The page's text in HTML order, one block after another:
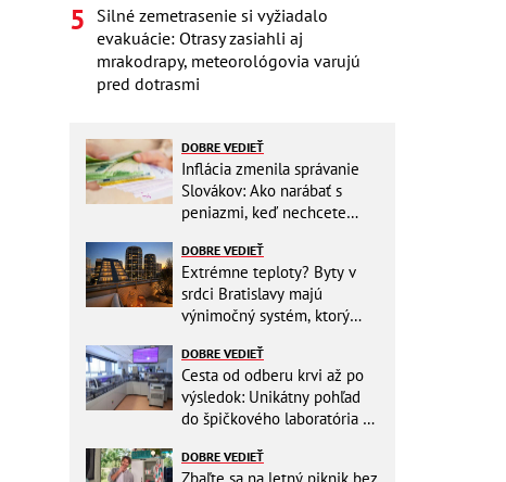
Silné zemetrasenie si vyžiadalo
evakuácie: Otrasy zasiahli aj
mrakodrapy, meteorológovia varujú
pred dotrasmi
DOBRE VEDIEŤ
Inflácia zmenila správanie
Slovákov: Ako narábať s
peniazmi, keď nechcete
DOBRE VEDIEŤ
Extrémne teploty? Byty v
srdci Bratislavy majú
výnimočný systém, ktorý
DOBRE VEDIEŤ
Cesta od odberu krvi až po
výsledok: Unikátny pohľad
do špičkového laboratória na
DOBRE VEDIEŤ